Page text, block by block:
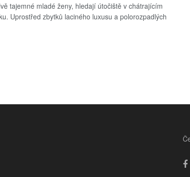
tajemné mladé ženy, hledají útočiště v chátrajícím
Uprostřed zbytků laciného luxusu a polorozpadlých